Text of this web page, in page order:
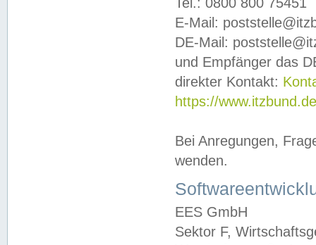
E-Mail:
DE-Mail:
und Empfänger das
direkter Kontakt:
https://
Bei Anregungen,
wenden.
EES GmbH
Sektor F,